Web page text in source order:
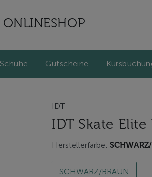
ONLINESHOP
Schuhe Gutscheine
IDT
IDT Skate Elite
Herstellerfarbe:
SCHWARZ/BRAUN